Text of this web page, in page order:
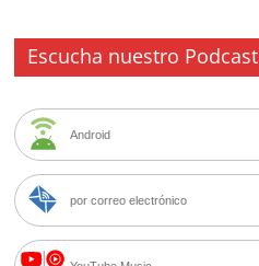
Escucha nuestro Podcast
Android
por correo electrónico